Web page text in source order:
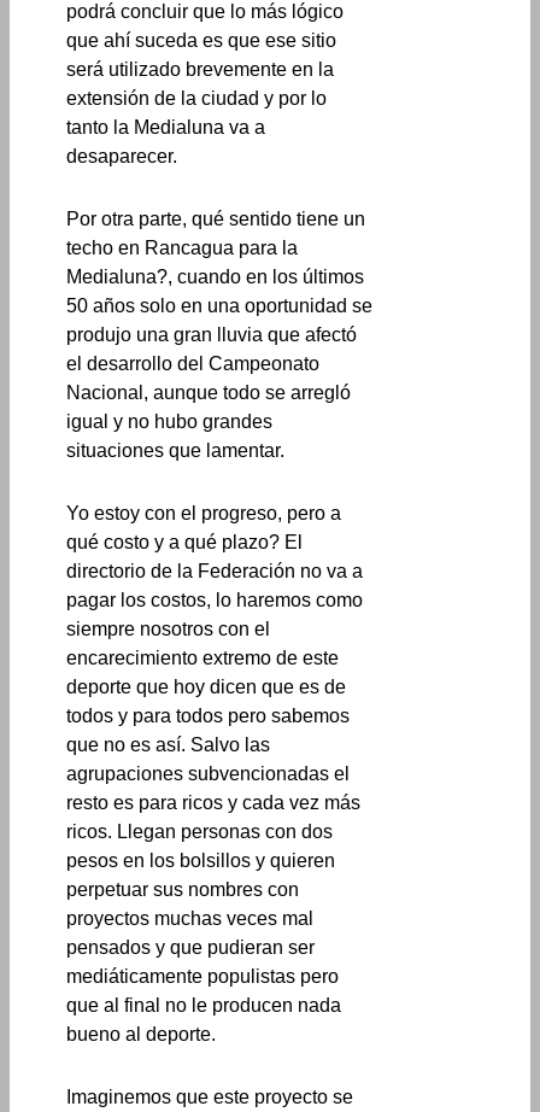
podrá concluir que lo más lógico
que ahí suceda es que ese sitio
será utilizado brevemente en la
extensión de la ciudad y por lo
tanto la Medialuna va a
desaparecer.
Por otra parte, qué sentido tiene un
techo en Rancagua para la
Medialuna?, cuando en los últimos
50 años solo en una oportunidad se
produjo una gran lluvia que afectó
el desarrollo del Campeonato
Nacional, aunque todo se arregló
igual y no hubo grandes
situaciones que lamentar.
Yo estoy con el progreso, pero a
qué costo y a qué plazo? El
directorio de la Federación no va a
pagar los costos, lo haremos como
siempre nosotros con el
encarecimiento extremo de este
deporte que hoy dicen que es de
todos y para todos pero sabemos
que no es así. Salvo las
agrupaciones subvencionadas el
resto es para ricos y cada vez más
ricos. Llegan personas con dos
pesos en los bolsillos y quieren
perpetuar sus nombres con
proyectos muchas veces mal
pensados y que pudieran ser
mediáticamente populistas pero
que al final no le producen nada
bueno al deporte.
Imaginemos que este proyecto se